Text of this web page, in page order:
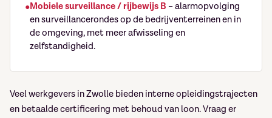
Mobiele surveillance / rijbewijs B – alarmopvolging
en surveillancerondes op de bedrijventerreinen en in
de omgeving, met meer afwisseling en
zelfstandigheid.
Veel werkgevers in Zwolle bieden interne opleidingstrajecten
en betaalde certificering met behoud van loon. Vraag er